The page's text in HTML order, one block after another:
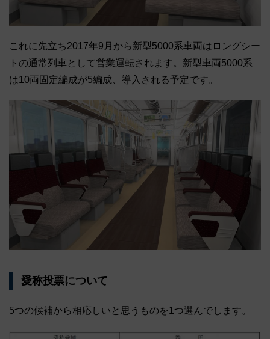
これに先立ち2017年9月から新型5000系車両はロングシー
トの通常列車として営業運転されます。新型車両5000系
は10両固定編成が5編成、導入される予定です。
愛称投票について
5つの候補から相応しいと思うものを1つ選んでします。